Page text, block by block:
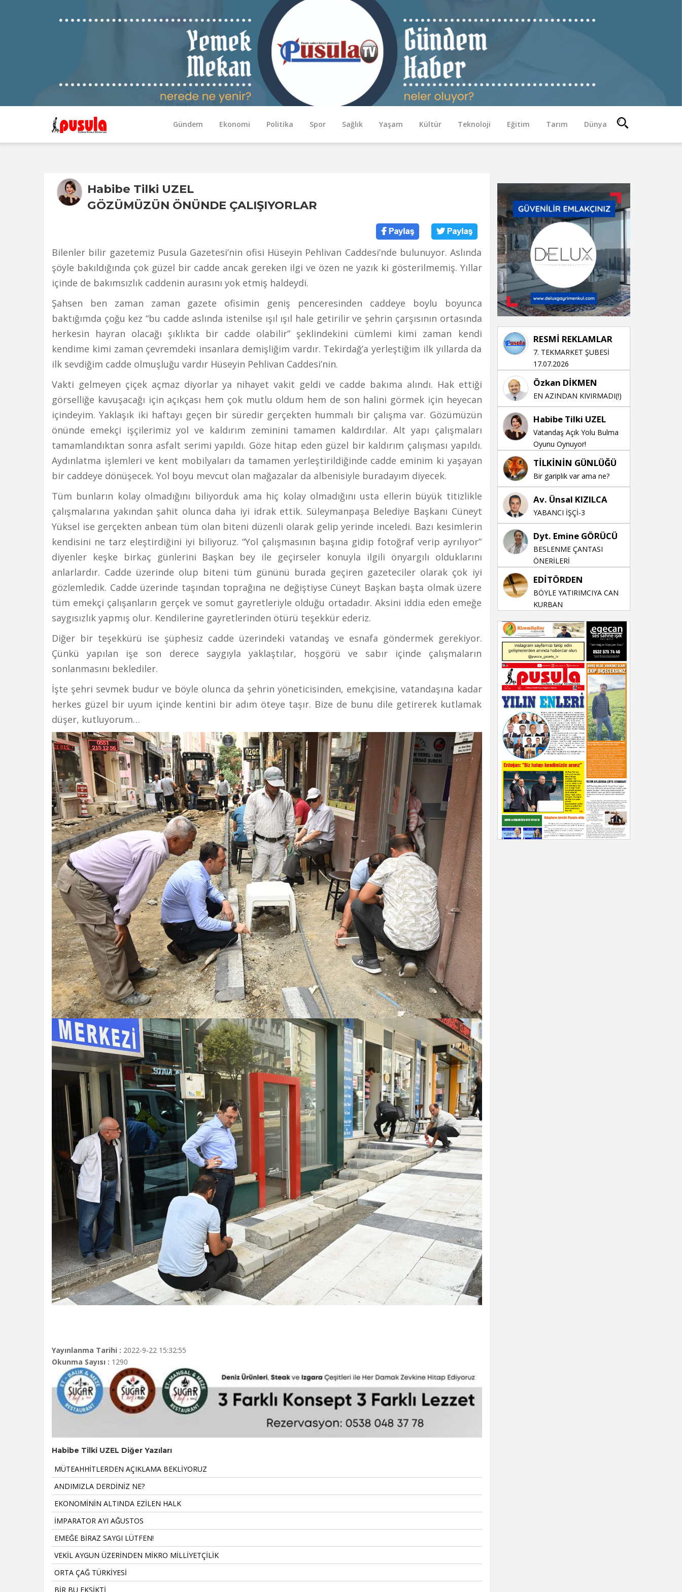
Gündem Ekonomi Politika Spor Sağlık Yaşam Kültür Teknoloji Eğitim Tarım Dünya
Habibe Tilki UZEL
GÖZÜMÜZÜN ÖNÜNDE ÇALIŞIYORLAR
Bilenler bilir gazetemiz Pusula Gazetesi’nin ofisi Hüseyin Pehlivan Caddesi’nde bulunuyor. Aslında
şöyle bakıldığında çok güzel bir cadde ancak gereken ilgi ve özen ne yazık ki gösterilmemiş. Yıllar
içinde de bakımsızlık caddenin aurasını yok etmiş haldeydi.
Şahsen ben zaman zaman gazete ofisimin geniş penceresinden caddeye boylu boyunca
baktığımda çoğu kez “bu cadde aslında istenilse ışıl ışıl hale getirilir ve şehrin çarşısının ortasında
herkesin hayran olacağı şıklıkta bir cadde olabilir” şeklindekini cümlemi kimi zaman kendi
kendime kimi zaman çevremdeki insanlara demişliğim vardır. Tekirdağ’a yerleştiğim ilk yıllarda da
ilk sevdiğim cadde olmuşluğu vardır Hüseyin Pehlivan Caddesi’nin.
Vakti gelmeyen çiçek açmaz diyorlar ya nihayet vakit geldi ve cadde bakıma alındı. Hak ettiği
görselliğe kavuşacağı için açıkçası hem çok mutlu oldum hem de son halini görmek için heyecan
içindeyim. Yaklaşık iki haftayı geçen bir süredir gerçekten hummalı bir çalışma var. Gözümüzün
önünde emekçi işçilerimiz yol ve kaldırım zeminini tamamen kaldırdılar. Alt yapı çalışmaları
tamamlandıktan sonra asfalt serimi yapıldı. Göze hitap eden güzel bir kaldırım çalışması yapıldı.
Aydınlatma işlemleri ve kent mobilyaları da tamamen yerleştirildiğinde cadde eminim ki yaşayan
bir caddeye dönüşecek. Yol boyu mevcut olan mağazalar da albenisiyle buradayım diyecek.
Tüm bunların kolay olmadığını biliyorduk ama hiç kolay olmadığını usta ellerin büyük titizlikle
çalışmalarına yakından şahit olunca daha iyi idrak ettik. Süleymanpaşa Belediye Başkanı Cüneyt
Yüksel ise gerçekten anbean tüm olan biteni düzenli olarak gelip yerinde inceledi. Bazı kesimlerin
kendisini ne tarz eleştirdiğini iyi biliyoruz. “Yol çalışmasının başına gidip fotoğraf verip ayrılıyor”
diyenler keşke birkaç günlerini Başkan bey ile geçirseler konuyla ilgili önyargılı olduklarını
anlarlardır. Cadde üzerinde olup biteni tüm gününü burada geçiren gazeteciler olarak çok iyi
gözlemledik. Cadde üzerinde taşından toprağına ne değiştiyse Cüneyt Başkan başta olmak üzere
tüm emekçi çalışanların gerçek ve somut gayretleriyle olduğu ortadadır. Aksini iddia eden emeğe
saygısızlık yapmış olur. Kendilerine gayretlerinden ötürü teşekkür ederiz.
Diğer bir teşekkürü ise şüphesiz cadde üzerindeki vatandaş ve esnafa göndermek gerekiyor.
Çünkü yapılan işe son derece saygıyla yaklaştılar, hoşgörü ve sabır içinde çalışmaların
sonlanmasını beklediler.
İşte şehri sevmek budur ve böyle olunca da şehrin yöneticisinden, emekçisine, vatandaşına kadar
herkes güzel bir uyum içinde kentini bir adım öteye taşır. Bize de bunu dile getirerek kutlamak
düşer, kutluyorum…
Yayınlanma Tarihi : 2022-9-22 15:32:55
Okunma Sayısı : 1290
Habibe Tilki UZEL Diğer Yazıları
MÜTEAHHİTLERDEN AÇIKLAMA BEKLİYORUZ
ANDIMIZLA DERDİNİZ NE?
EKONOMİNİN ALTINDA EZİLEN HALK
İMPARATOR AYI AĞUSTOS
EMEĞE BİRAZ SAYGI LÜTFEN!
VEKİL AYGUN ÜZERİNDEN MİKRO MİLLİYETÇİLİK
ORTA ÇAĞ TÜRKİYESİ
BİR BU EKSİKTİ
RESMİ REKLAMLAR
7. TEKMARKET ŞUBESİ
17.07.2026
Özkan DİKMEN
EN AZINDAN KIVIRMADI(!)
Habibe Tilki UZEL
Vatandaş Açık Yolu Bulma
Oyunu Oynuyor!
TİLKİNİN GÜNLÜĞÜ
Bir gariplik var ama ne?
Av. Ünsal KIZILCA
YABANCI İŞÇİ-3
Dyt. Emine GÖRÜCÜ
BESLENME ÇANTASI
ÖNERİLERİ
EDİTÖRDEN
BÖYLE YATIRIMCIYA CAN
KURBAN